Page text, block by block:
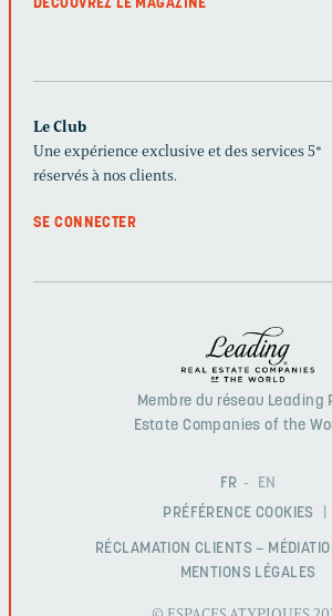
DÉCOUVREZ LE MAGAZINE
Le Club
Une expérience exclusive et des services 5*
réservés à nos clients.
SE CONNECTER
Membre du réseau Leading
Estate Companies of the
FR
EN
PRÉFÉRENCE COOKIES
RÉCLAMATION CLIENTS –
MENTIONS LÉGALES